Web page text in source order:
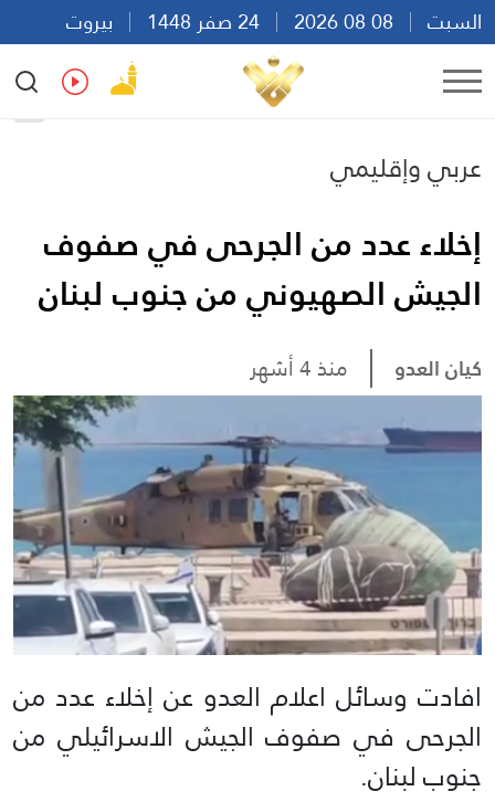
السبت
بيروت
19:59
Ar
عربي وإقليمي
إخلاء عدد من الجرحى في صفوف
الجيش الصهيوني من جنوب لبنان
كيان العدو منذ 4 أشهر
افادت وسائل اعلام العدو عن إخلاء عدد من
الجرحى في صفوف الجيش الاسرائيلي من
جنوب لبنان.